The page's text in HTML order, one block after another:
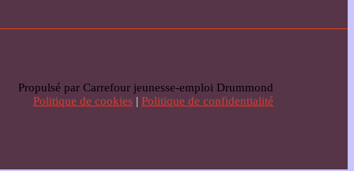
Propulsé par Carrefour jeunesse-emploi Drummond
Politique de cookies | Politique de confidentialité